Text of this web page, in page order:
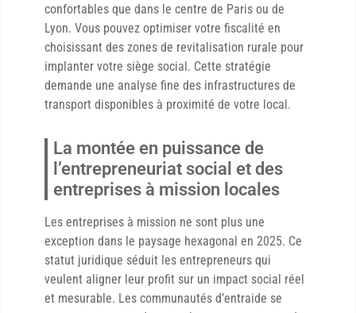
confortables que dans le centre de Paris ou de
Lyon. Vous pouvez optimiser votre fiscalité en
choisissant des zones de revitalisation rurale pour
implanter votre siège social. Cette stratégie
demande une analyse fine des infrastructures de
transport disponibles à proximité de votre local.
La montée en puissance de
l’entrepreneuriat social et des
entreprises à mission locales
Les entreprises à mission ne sont plus une
exception dans le paysage hexagonal en 2025. Ce
statut juridique séduit les entrepreneurs qui
veulent aligner leur profit sur un impact social réel
et mesurable. Les communautés d’entraide se